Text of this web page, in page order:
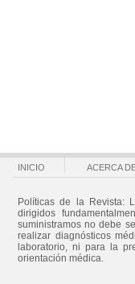
INICIO ACERCA
Políticas de la Revista:
dirigidos
suministramos no debe
realizar diagnósticos
laboratorio, ni para la
orientación médica.